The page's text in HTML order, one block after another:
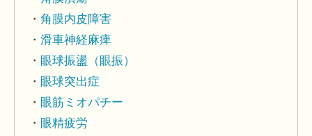
角膜内皮障害
滑車神経麻痺
眼球振盪（眼振）
眼球突出症
眼筋ミオパチー
眼精疲労